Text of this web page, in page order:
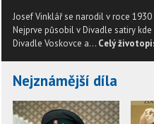
Josef Vinklář se narodil v roce
Nejprve působil v Divadle satiry
Divadle Voskovce a... Celý
Nejznámější díla